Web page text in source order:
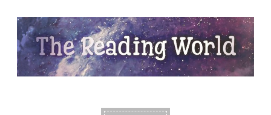
Skip
to
content
The Reading World